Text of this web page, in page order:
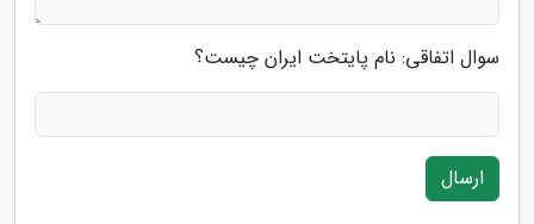
سوال اتفاقی: نام پایتخت ایران چیست؟
ارسال